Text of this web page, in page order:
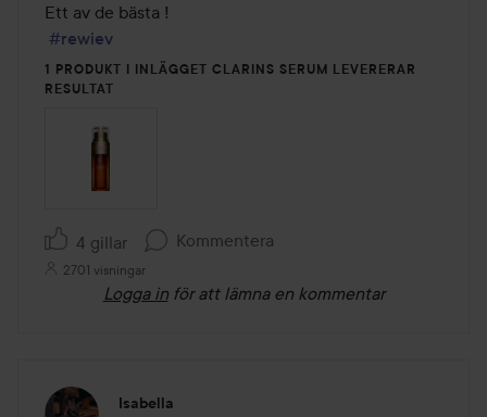
Ett av de bästa !
#rewiev
1 PRODUKT I INLÄGGET CLARINS SERUM LEVERERAR
RESULTAT
4 gillar Kommentera
2701 visningar
Logga in för att lämna en kommentar
Isabella